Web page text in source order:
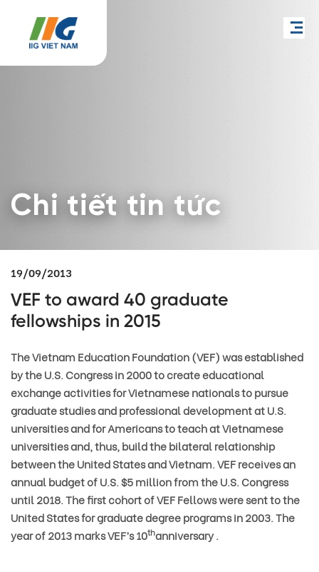
Chi tiết tin tức
19/09/2013
VEF to award 40 graduate
fellowships in 2015
The Vietnam Education Foundation(VEF) was established
by the U.S. Congress in 2000 to create educational
exchange activities for Vietnamese nationals to pursue
graduate studies and professional development at U.S.
universities and for Americans to teach at Vietnamese
universities and, thus, build the bilateral relationship
between the United States and Vietnam. VEF receives an
annual budget of U.S. $5 million from the U.S. Congress
until 2018. The first cohort of VEF Fellows were sent to the
United States for graduate degree programs in 2003. The
year of 2013 marks VEF’s 10thanniversary .